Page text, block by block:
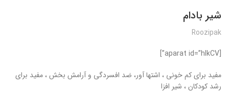
شیر بادام
Roozipak
[aparat id=”hlkCV”]
مفید برای کم خونی ، اشتها آور، ضد افسردگی و آرامش بخش ، مفید برای
رشد کودکان ، شیر افزا